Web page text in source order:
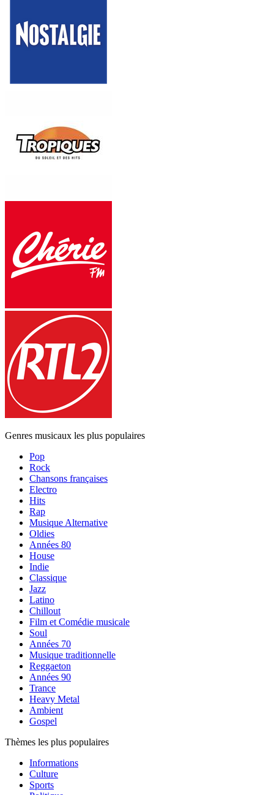
Genres musicaux les plus populaires
Pop
Rock
Chansons françaises
Electro
Hits
Rap
Musique Alternative
Oldies
Années 80
House
Indie
Classique
Jazz
Latino
Chillout
Film et Comédie musicale
Soul
Années 70
Musique traditionnelle
Reggaeton
Années 90
Trance
Heavy Metal
Ambient
Gospel
Thèmes les plus populaires
Informations
Culture
Sports